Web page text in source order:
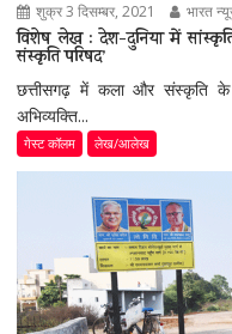
शुक्र 3 दिसम्बर, 2021 भारत
विशेष लेख : देश-दुनिया में
संस्कृति परिषद’
छत्तीसगढ़ में कला और संस्कृति
अभिव्यक्ति...
गेस्ट कॉलम लेख/आलेख